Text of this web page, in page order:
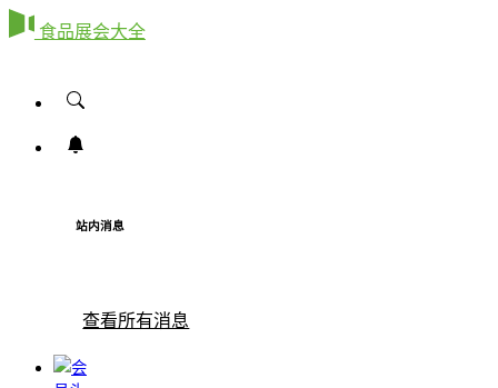
食品展会大全
站内消息
查看所有消息